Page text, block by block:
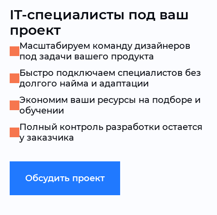
IT-специалисты под ваш
проект
Масштабируем команду дизайнеров
под задачи вашего продукта
Быстро подключаем специалистов без
долгого найма и адаптации
Экономим ваши ресурсы на подборе и
обучении
Полный контроль разработки остается
у заказчика
Обсудить проект